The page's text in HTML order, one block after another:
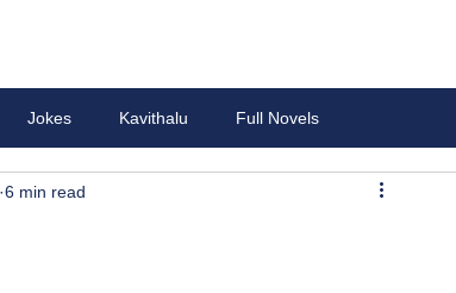
Jokes Kavithalu Full Novels
6 min read